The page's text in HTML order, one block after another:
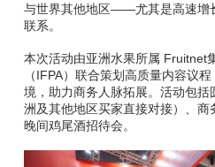
与世界其他地区——尤其是高速
联系。
本次活动由亚洲水果所属 Fruitnet
（IFPA）联合策划高质量内容议
境，助力商务人脉拓展。活动包
洲及其他地区买家直接对接）、商
晚间鸡尾酒招待会。